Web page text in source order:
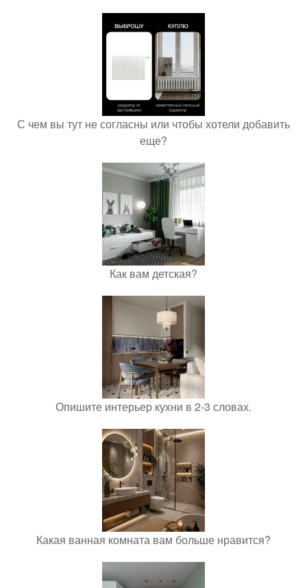
С чем вы тут не согласны или чтобы хотели добавить
еще?
Как вам детская?
Опишите интерьер кухни в 2-3 словах.
Какая ванная комната вам больше нравится?